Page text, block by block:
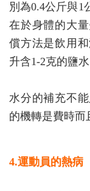
別為0.4公斤與1
在於身體的大
償方法是飲用
升含1-2克的鹽水
水分的補充不
的機轉是費時而
4.運動員的熱病